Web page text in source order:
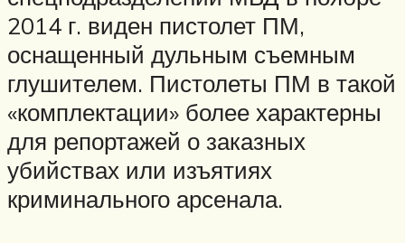
2014 г. виден пистолет ПМ,
оснащенный дульным съемным
глушителем. Пистолеты ПМ в такой
«комплектации» более характерны
для репортажей о заказных
убийствах или изъятиях
криминального арсенала.